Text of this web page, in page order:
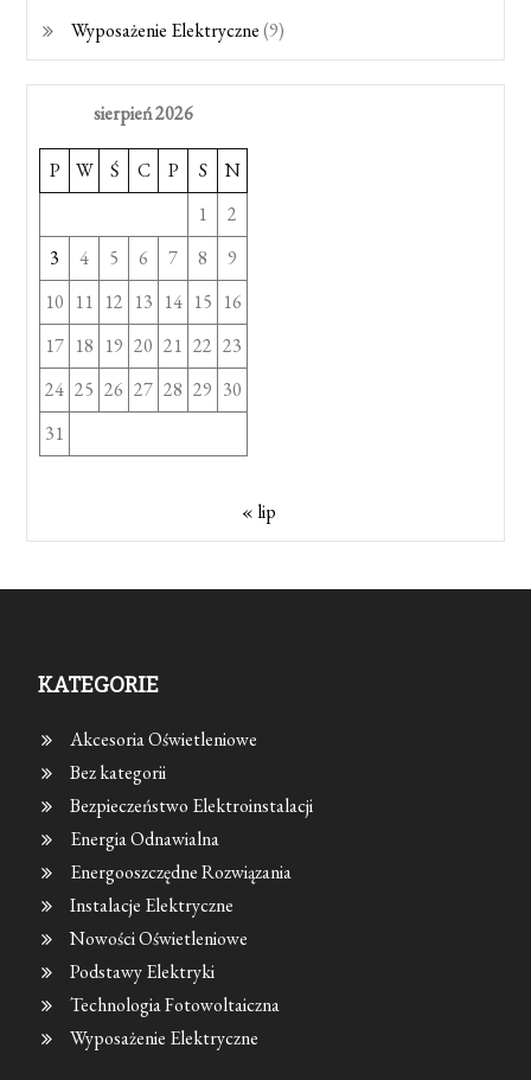
Wyposażenie Elektryczne(9)
sierpień 2026
P W Ś C P S
N
1
2
3
4 5 6 7 8
9
10 11 12 13 14 15 16
17 18 19 20 21 22 23
24 25 26 27 28 29 30
31
« lip
KATEGORIE
Akcesoria Oświetleniowe
Bez kategorii
Bezpieczeństwo Elektroinstalacji
Energia Odnawialna
Energooszczędne Rozwiązania
Instalacje Elektryczne
Nowości Oświetleniowe
Podstawy Elektryki
Technologia Fotowoltaiczna
Wyposażenie Elektryczne